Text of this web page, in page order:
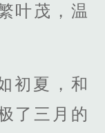
叶茂，温
初夏，和
了三月的